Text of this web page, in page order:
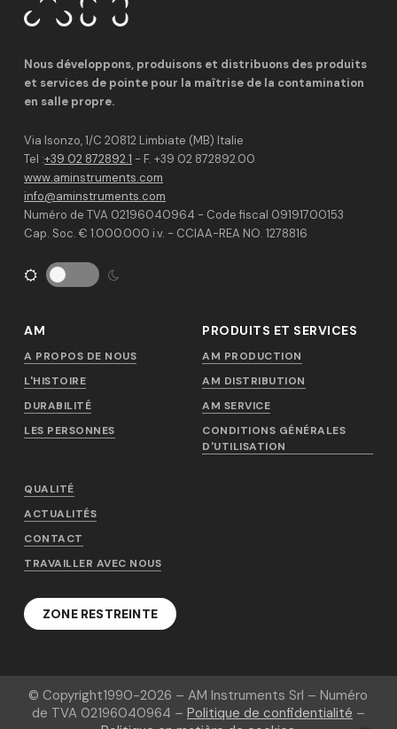
Nous développons, produisons et distribuons des produits
et services de pointe pour la maîtrise de la contamination
en salle propre.
Via Isonzo, 1/C 20812 Limbiate (MB) Italie
Tel :+39 02 872892.1 - F. +39 02 872892.00
www.aminstruments.com
info@aminstruments.com
Numéro de TVA 02196040964 - Code fiscal 09191700153
Cap. Soc. € 1.000.000 i.v. - CCIAA-REA NO. 1278816
AM
A PROPOS DE NOUS
L'HISTOIRE
DURABILITÉ
LES PERSONNES
PRODUITS ET SERVICES
AM PRODUCTION
AM DISTRIBUTION
AM SERVICE
CONDITIONS GÉNÉRALES
D'UTILISATION
QUALITÉ
ACTUALITÉS
CONTACT
TRAVAILLER AVEC NOUS
ZONE RESTREINTE
© Copyright1990-2026 – AM Instruments Srl – Numéro
de TVA 02196040964 – Politique de confidentialité –